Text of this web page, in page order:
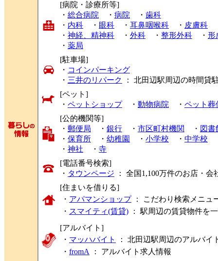
[病院・診療所等]
・ 総合病院 ・ 病院 ・ 歯科
・ 内科 ・ 眼科 ・ 耳鼻咽喉科 ・ 皮膚科
・ 神経、精神科 ・ 外科 ・ 整形外科 ・ 形
・ 薬局
[駐車場]
・ コインパーキング
・ 三井のリパーク
： 北田辺駅周辺の時間貸
[ペット]
・ ペットショップ・ 動物病院 ・ ペット葬
[公的機関等]
・ 郵便局 ・ 銀行 ・ 市区町村機関 ・ 図書
・ 保育所 ・ 幼稚園 ・ 小学校 ・ 中学校
・ 神社 ・ 寺
[電話番号検索]
・ タウンページ ： 全国1,100万件のお店・
[住まいを借りる]
・ アパマンショップ： こだわり検索メニュ
・ スマイティ(賃貸) ： 駅周辺の賃貸物件を
[アルバイト]
・ マッハバイト
： 北田辺駅周辺のアルバイ
・ fromA ： アルバイト求人情報